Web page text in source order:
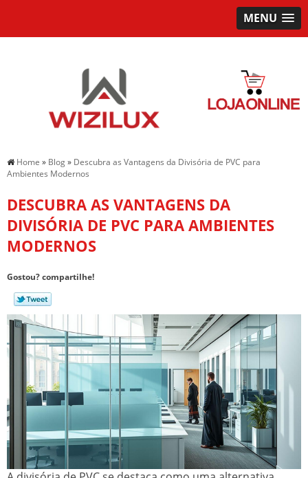
MENU
Home » Blog» Descubra as Vantagens da Divisória de PVC para
Ambientes Modernos
DESCUBRA AS VANTAGENS DA
DIVISÓRIA DE PVC PARA AMBIENTES
MODERNOS
Gostou? compartilhe!